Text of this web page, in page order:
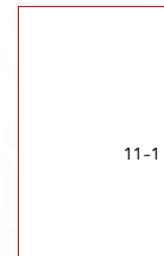
اليقين